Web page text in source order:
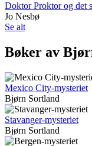
Doktor Proktor og det
Jo Nesbø
Se alt
Bøker av
Mexico City-mysteriet
Bjørn Sortland
Stavanger-mysteriet
Bjørn Sortland